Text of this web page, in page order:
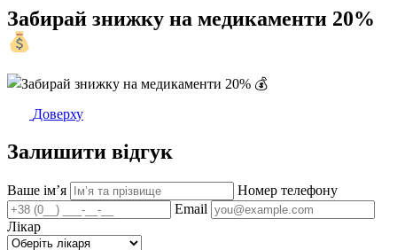
Забирай знижку на медикаменти 20%
Доверху
Залишити відгук
Ваше імʼя
Номер телефону
Email
Лікар